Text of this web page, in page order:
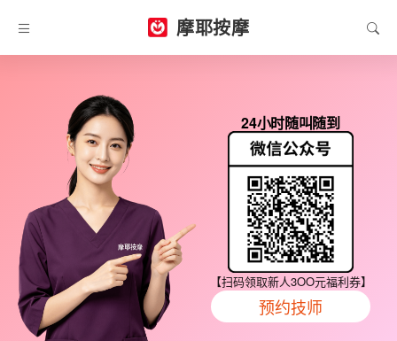
摩耶按摩
24小时随叫随到
【扫码领取新人3OO元福利券】
预约技师